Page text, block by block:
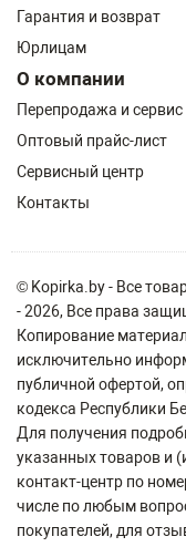
Гарантия и возврат
Юрлицам
О компании
Перепродажа и сервис
Оптовый прайс-лист
Сервисный центр
Контакты
© Kopirka.by - Все
- 2026, Все права
Копирование
исключительно
публичной офертой,
кодекса Республики
Для получения
указанных товаров и
контакт-центр по
числе по любым
покупателей, для